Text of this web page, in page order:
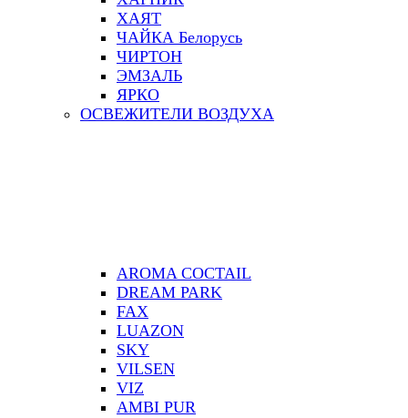
ХАЯТ
ЧАЙКА Белорусь
ЧИРТОН
ЭМЗАЛЬ
ЯРКО
ОСВЕЖИТЕЛИ ВОЗДУХА
AROMA COCTAIL
DREAM PARK
FAX
LUAZON
SKY
VILSEN
VIZ
АMBI PUR